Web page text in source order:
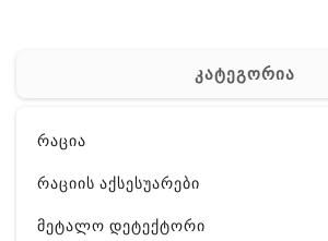
კატეგორია
რაცია
რაციის აქსესუარები
მეტალო დეტექტორი